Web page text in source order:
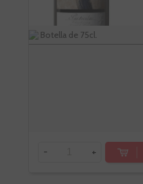
Botella de 75cl.
- +